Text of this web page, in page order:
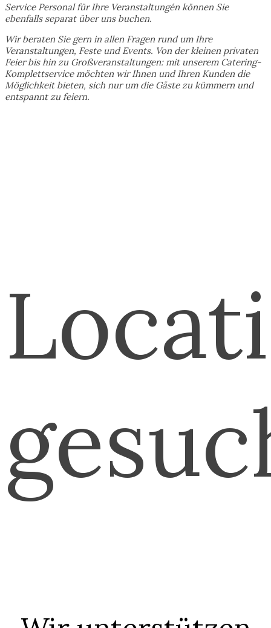
Service Personal für Ihre Veranstaltungén können Sie
ebenfalls separat über uns buchen.
Wir beraten Sie gern in allen Fragen rund um Ihre
Veranstaltungen, Feste und Events. Von der kleinen privaten
Feier bis hin zu Großveranstaltungen: mit unserem Catering-
Komplettservice möchten wir Ihnen und Ihren Kunden die
Möglichkeit bieten, sich nur um die Gäste zu kümmern und
entspannt zu feiern.